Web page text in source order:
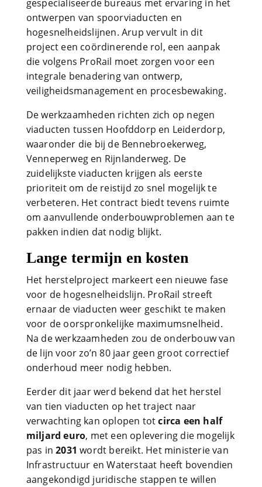
gespecialiseerde bureaus met ervaring in het
ontwerpen van spoorviaducten en
hogesnelheidslijnen. Arup vervult in dit
project een coördinerende rol, een aanpak
die volgens ProRail moet zorgen voor een
integrale benadering van ontwerp,
veiligheidsmanagement en procesbewaking.
De werkzaamheden richten zich op negen
viaducten tussen Hoofddorp en Leiderdorp,
waaronder die bij de Bennebroekerweg,
Venneperweg en Rijnlanderweg. De
zuidelijkste viaducten krijgen als eerste
prioriteit om de reistijd zo snel mogelijk te
verbeteren. Het contract biedt tevens ruimte
om aanvullende onderbouwproblemen aan te
pakken indien dat nodig blijkt.
Lange termijn en kosten
Het herstelproject markeert een nieuwe fase
voor de hogesnelheidslijn. ProRail streeft
ernaar de viaducten weer geschikt te maken
voor de oorspronkelijke maximumsnelheid.
Na de werkzaamheden zou de onderbouw van
de lijn voor zo’n 80 jaar geen groot correctief
onderhoud meer nodig hebben.
Eerder dit jaar werd bekend dat het herstel
van tien viaducten op het traject naar
verwachting kan oplopen totcirca een half
miljard euro, met een oplevering die mogelijk
pas in2031 wordt bereikt. Het ministerie van
Infrastructuur en Waterstaat heeft bovendien
aangekondigd juridische stappen te willen